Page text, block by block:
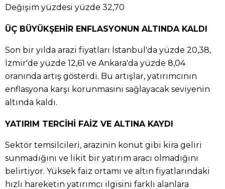
Değişim yüzdesi yüzde 32,70
ÜÇ BÜYÜKŞEHİR ENFLASYONUN ALTINDA KALDI
Son bir yılda arazi fiyatları İstanbul'da yüzde 20,38,
İzmir'de yüzde 12,61 ve Ankara'da yüzde 8,04
oranında artış gösterdi. Bu artışlar, yatırımcının
enflasyona karşı korunmasını sağlayacak seviyenin
altında kaldı.
YATIRIM TERCİHİ FAİZ VE ALTINA KAYDI
Sektör temsilcileri, arazinin konut gibi kira geliri
sunmadığını ve likit bir yatırım aracı olmadığını
belirtiyor. Yüksek faiz ortamı ve altın fiyatlarındaki
hızlı hareketin yatırımcı ilgisini farklı alanlara